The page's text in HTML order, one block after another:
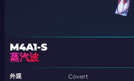
M4A1-S
蒸汽波
外观
Covert